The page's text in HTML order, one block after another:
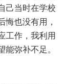
己当时在学校
悔也没有用，
工作，我利用
能弥补不足。